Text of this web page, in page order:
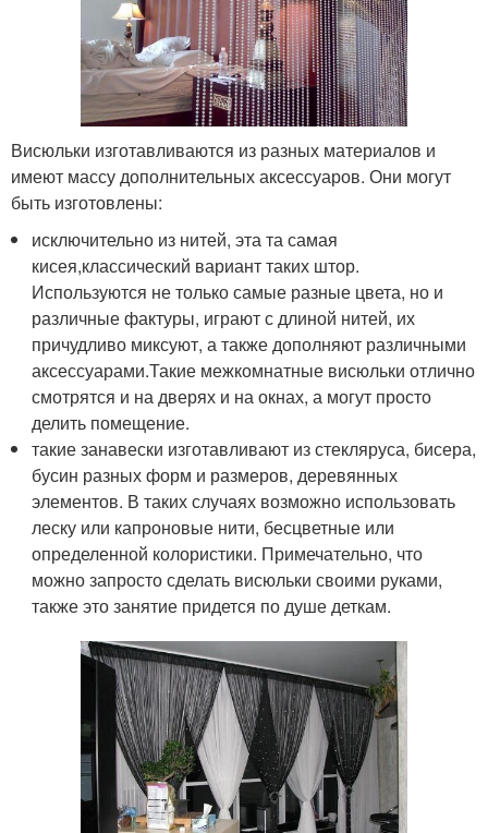
Висюльки изготавливаются из разных материалов и
имеют массу дополнительных аксессуаров. Они могут
быть изготовлены:
исключительно из нитей, эта та самая
кисея,классический вариант таких штор.
Используются не только самые разные цвета, но и
различные фактуры, играют с длиной нитей, их
причудливо миксуют, а также дополняют различными
аксессуарами.Такие межкомнатные висюльки отлично
смотрятся и на дверях и на окнах, а могут просто
делить помещение.
такие занавески изготавливают из стекляруса, бисера,
бусин разных форм и размеров, деревянных
элементов. В таких случаях возможно использовать
леску или капроновые нити, бесцветные или
определенной колористики. Примечательно, что
можно запросто сделать висюльки своими руками,
также это занятие придется по душе деткам.